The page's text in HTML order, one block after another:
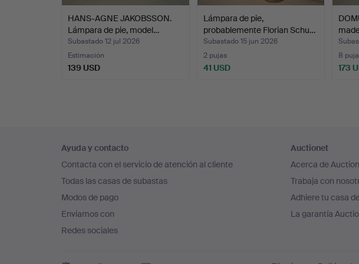
HANS-AGNE JAKOBSSON.
Lámpara de pie, model…
Subastado 12 jul 2026
Estimación
139 USD
Lámpara de pie,
probablemente Florian Schu…
Subastado 15 jun 2026
2 pujas
41 USD
8
173
en
el
pie
de
página
Ayuda y contacto
Contacta con el servicio de atención al cliente
Todas las casas de subastas
Modos de pago
Enviamos con
Redes sociales
Auctionet
Acerca de
Trabaja con
Adhiere tu casa
La garantía